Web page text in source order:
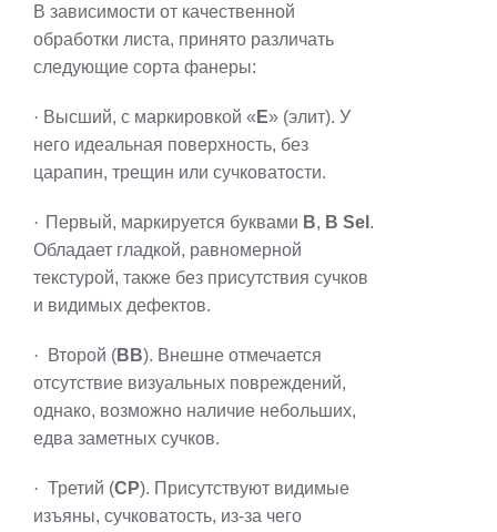
В зависимости от качественной
обработки листа, принято различать
следующие сорта фанеры:
· Высший, с маркировкой « Е» (элит). У
него идеальная поверхность, без
царапин, трещин или сучковатости.
· Первый, маркируется буквами В, В Sel .
Обладает гладкой, равномерной
текстурой, также без присутствия сучков
и видимых дефектов.
· Второй (ВВ). Внешне отмечается
отсутствие визуальных повреждений,
однако, возможно наличие небольших,
едва заметных сучков.
· Третий (СР). Присутствуют видимые
изъяны, сучковатость, из-за чего